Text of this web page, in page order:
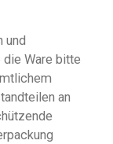
und
die Ware bitte
an